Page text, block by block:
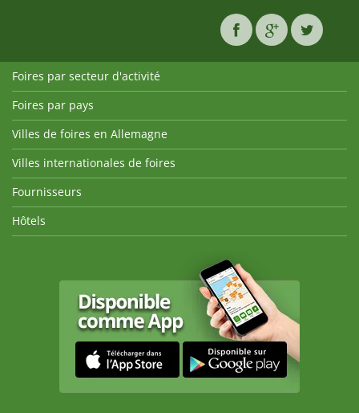
Foires par secteur d'activité
Foires par pays
Villes de foires en Allemagne
Villes internationales de foires
Fournisseurs
Hôtels